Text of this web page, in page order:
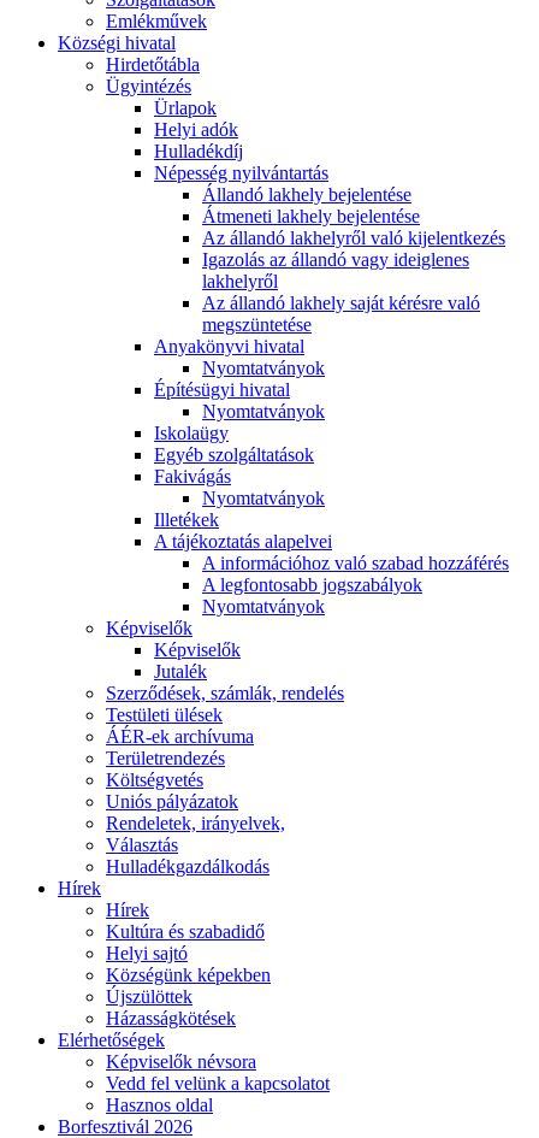
Emlékművek
Községi hivatal
Hirdetőtábla
Ügyintézés
Ürlapok
Helyi adók
Hulladékdíj
Népesség nyilvántartás
Állandó lakhely bejelentése
Átmeneti lakhely bejelentése
Az állandó lakhelyről való kijelentkezés
Igazolás az állandó vagy ideiglenes
lakhelyről
Az állandó lakhely saját kérésre való
megszüntetése
Anyakönyvi hivatal
Nyomtatványok
Építésügyi hivatal
Nyomtatványok
Iskolaügy
Egyéb szolgáltatások
Fakivágás
Nyomtatványok
Illetékek
A tájékoztatás alapelvei
A információhoz való szabad hozzáférés
A legfontosabb jogszabályok
Nyomtatványok
Képviselők
Képviselők
Jutalék
Szerződések, számlák, rendelés
Testületi ülések
ÁÉR-ek archívuma
Területrendezés
Költségvetés
Uniós pályázatok
Rendeletek, irányelvek,
Választás
Hulladékgazdálkodás
Hírek
Hírek
Kultúra és szabadidő
Helyi sajtó
Községünk képekben
Újszülöttek
Házasságkötések
Elérhetőségek
Képviselők névsora
Vedd fel velünk a kapcsolatot
Hasznos oldal
Borfesztivál 2026